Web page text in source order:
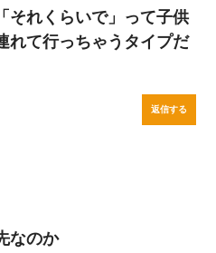
それくらいで」って子供
れて行っちゃうタイプだ
返信する
なのか